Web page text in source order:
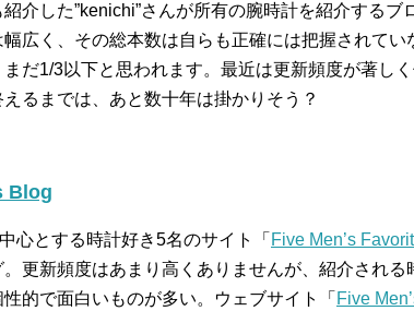
紹介した”kenichi”さんが所有の腕時計を紹介するブ
広く、その総本数は自らも正確には把握されてい
だ1/3以下と思われます。最近は更新頻度が著し
るまでは、あと数十年は掛かりそう？
Blog
心とする時計好き5名のサイト「 Five Men’s
更新頻度はあまり高くありませんが、紹介され
的で面白いものが多い。ウェブサイト「 Five